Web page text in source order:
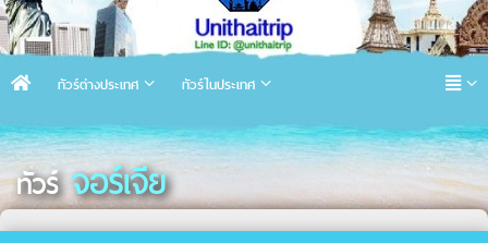
ทัวร์ต่างประเทศ ทัวร์ในประเทศ
ทัวร์ จอร์เจีย